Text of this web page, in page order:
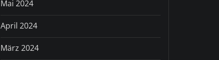
Mai 2024
April 2024
März 2024